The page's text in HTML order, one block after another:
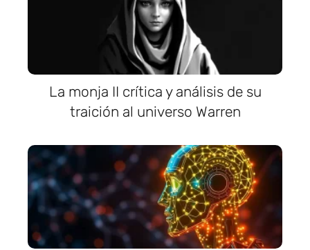
La monja II crítica y análisis de su
traición al universo Warren